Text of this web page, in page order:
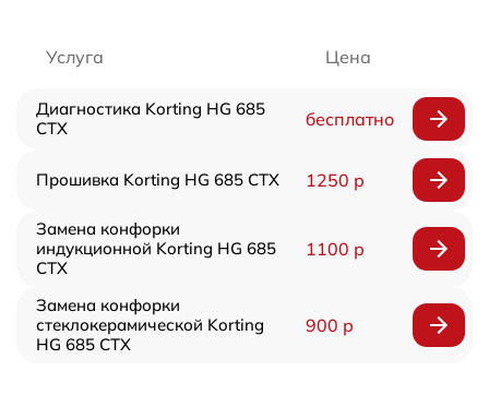
Услуга Цена
Диагностика Korting HG 685
CTX
бесплатно
Прошивка Korting HG 685 CTX 1250 р
Замена конфорки
индукционной Korting HG 685
CTX
1100 р
Замена конфорки
стеклокерамической Korting
HG 685 CTX
900 р